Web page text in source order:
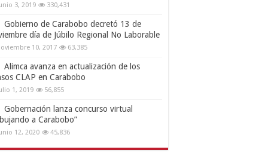
3, 2019 330,431
Gobierno de Carabobo decretó 13 de
día de Júbilo Regional No Laborable
10, 2017 63,385
Alimca avanza en actualización de los
CLAP en Carabobo
1, 2019 56,855
Gobernación lanza concurso virtual
a Carabobo”
12, 2020 45,836